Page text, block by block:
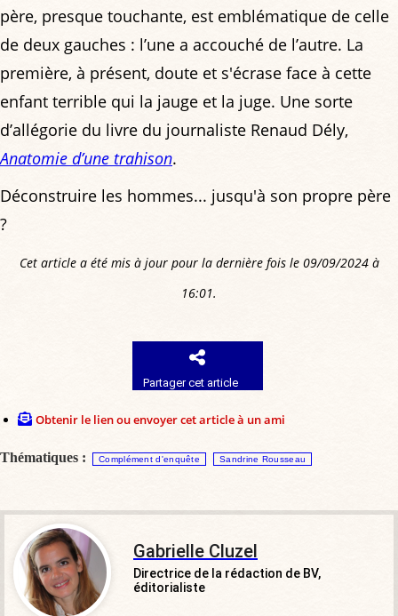
père, presque touchante, est emblématique de celle
de deux gauches : l’une a accouché de l’autre. La
première, à présent, doute et s'écrase face à cette
enfant terrible qui la jauge et la juge. Une sorte
d’allégorie du livre du journaliste Renaud Dély,
Anatomie d’une trahison.
Déconstruire les hommes... jusqu'à son propre père
?
Cet article a été mis à jour pour la dernière fois le 09/09/2024 à
16:01.
Partager cet article
Obtenir le lien ou envoyer cet article à un ami
Thématiques : Complément d'enquête Sandrine Rousseau
Gabrielle Cluzel
Directrice de la rédaction de BV,
éditorialiste